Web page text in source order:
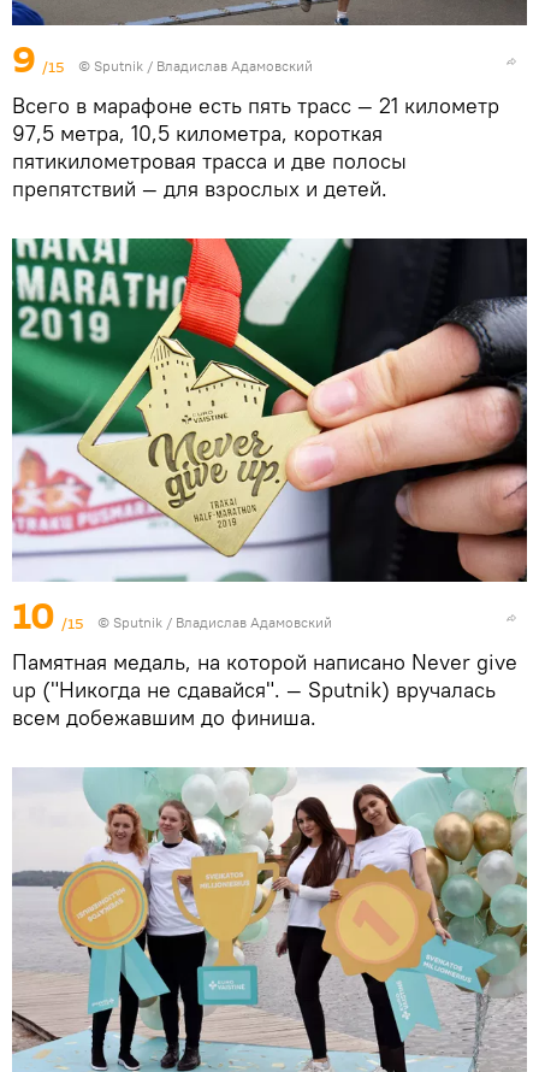
9 /15 © Sputnik / Владислав Адамовский
Всего в марафоне есть пять трасс — 21 километр
97,5 метра, 10,5 километра, короткая
пятикилометровая трасса и две полосы
препятствий — для взрослых и детей.
10 /15 © Sputnik / Владислав Адамовский
Памятная медаль, на которой написано Never give
up ("Никогда не сдавайся". — Sputnik) вручалась
всем добежавшим до финиша.